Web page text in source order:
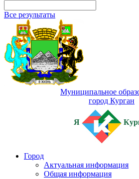
Все результаты
Муниципальное
город Курган
Я
Город
Актуальная информация
Общая информация